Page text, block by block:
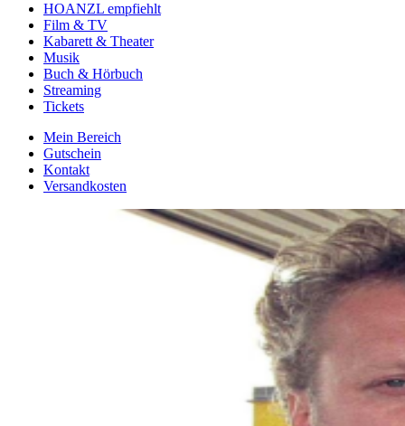
HOANZL empfiehlt
Film & TV
Kabarett & Theater
Musik
Buch & Hörbuch
Streaming
Tickets
Mein Bereich
Gutschein
Kontakt
Versandkosten